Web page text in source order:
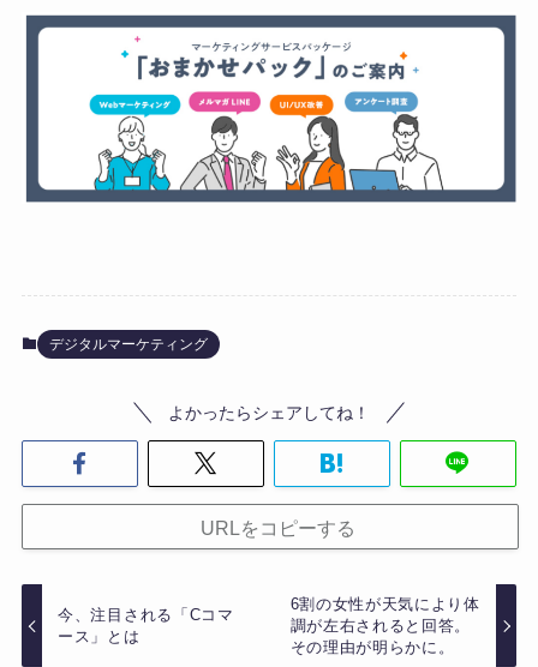
デジタルマーケティング
よかったらシェアしてね！
URLをコピーする
今、注目される「Cコマ
ース」とは
6割の女性が天気により体
調が左右されると回答。
その理由が明らかに。